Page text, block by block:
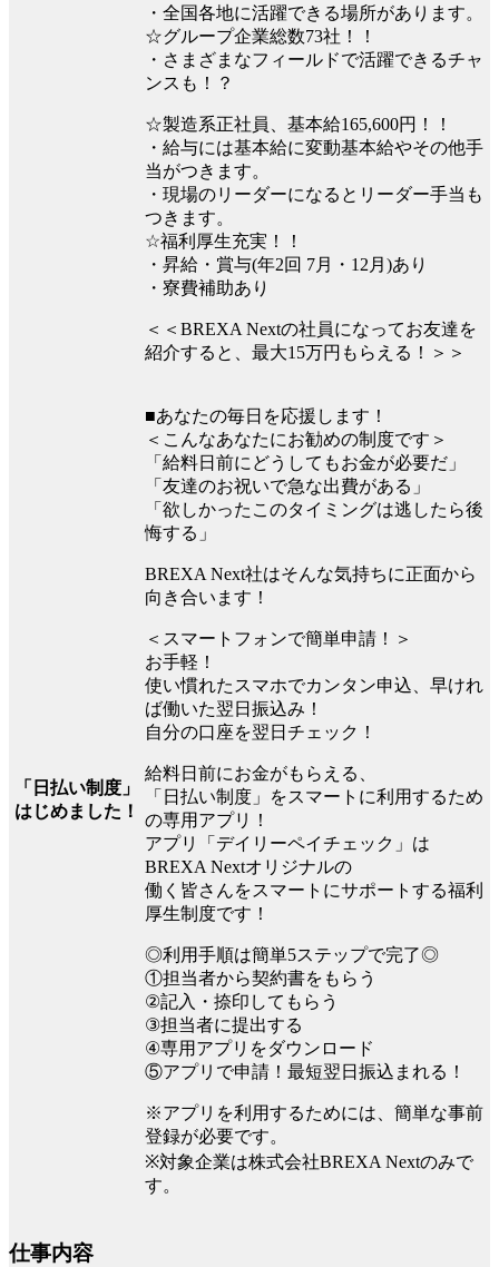
・全国各地に活躍できる場所があります。
☆グループ企業総数73社！！
・さまざまなフィールドで活躍できるチャ
ンスも！？
☆製造系正社員、基本給165,600円！！
・給与には基本給に変動基本給やその他手
当がつきます。
・現場のリーダーになるとリーダー手当も
つきます。
☆福利厚生充実！！
・昇給・賞与(年2回 7月・12月)あり
・寮費補助あり
＜＜BREXA Nextの社員になってお友達を
紹介すると、最大15万円もらえる！＞＞
「日払い制度」
はじめました！
■あなたの毎日を応援します！
＜こんなあなたにお勧めの制度です＞
「給料日前にどうしてもお金が必要だ」
「友達のお祝いで急な出費がある」
「欲しかったこのタイミングは逃したら後
悔する」
BREXA Next社はそんな気持ちに正面から
向き合います！
＜スマートフォンで簡単申請！＞
お手軽！
使い慣れたスマホでカンタン申込、早けれ
ば働いた翌日振込み！
自分の口座を翌日チェック！
給料日前にお金がもらえる、
「日払い制度」をスマートに利用するため
の専用アプリ！
アプリ「デイリーペイチェック」は
BREXA Nextオリジナルの
働く皆さんをスマートにサポートする福利
厚生制度です！
◎利用手順は簡単5ステップで完了◎
①担当者から契約書をもらう
②記入・捺印してもらう
③担当者に提出する
④専用アプリをダウンロード
⑤アプリで申請！最短翌日振込まれる！
※アプリを利用するためには、簡単な事前
登録が必要です。
※対象企業は株式会社BREXA Nextのみで
す。
仕事内容